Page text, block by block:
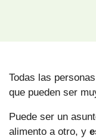
Todas las
que pueden ser
Puede ser un
alimento a otro, y